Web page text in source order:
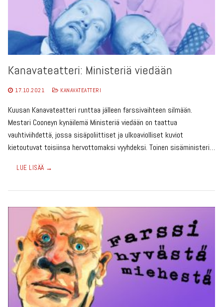
Kanavateatteri: Ministeriä viedään
17.10.2021 KANAVATEATTERI
Kuusan Kanavateatteri runttaa jälleen farssivaihteen silmään.
Mestari Cooneyn kynäilemä Ministeriä viedään on taattua
vauhtiviihdettä, jossa sisäpoliittiset ja ulkoaviolliset kuviot
kietoutuvat toisiinsa hervottomaksi vyyhdeksi. Toinen sisäministeri…
LUE LISÄÄ →